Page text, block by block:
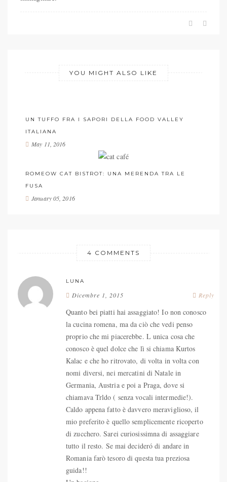
YOU MIGHT ALSO LIKE
UN TUFFO FRA I SAPORI DELLA FOOD VALLEY
ITALIANA
May 11, 2016
ROMEOW CAT BISTROT: UNA MERENDA TRA LE
FUSA
January 05, 2016
4 COMMENTS
LUNA
Reply
Dicembre 1, 2015
Quanto bei piatti hai assaggiato! Io non conosco
la cucina romena, ma da ciò che vedi penso
proprio che mi piacerebbe. L unica cosa che
conosco è quel dolce che lì si chiama Kurtos
Kalac e che ho ritrovato, di volta in volta con
nomi diversi, nei mercatini di Natale in
Germania, Austria e poi a Praga, dove si
chiamava Trldo ( senza vocali intermedie!).
Caldo appena fatto è davvero meraviglioso, il
mio preferito è quello semplicemente ricoperto
di zucchero. Sarei curiosissimna di assaggiare
tutto il resto. Se mai decideró di andare in
Romania farò tesoro di questa tua preziosa
guida!!